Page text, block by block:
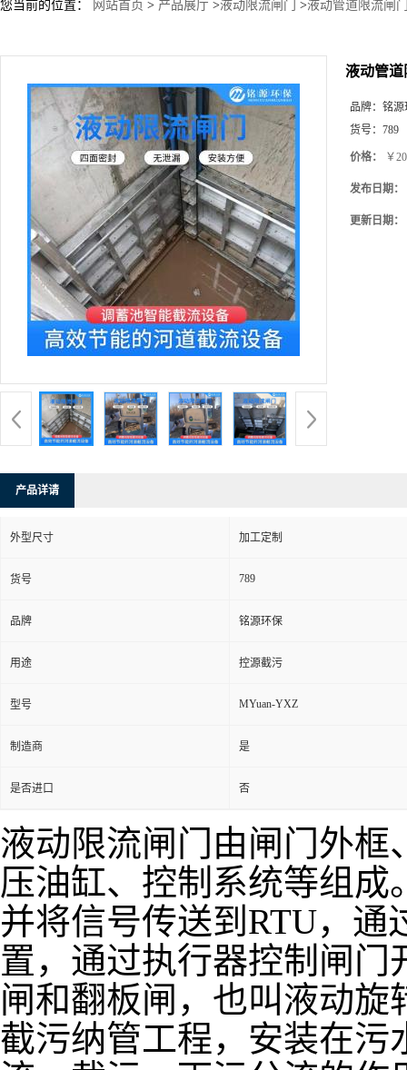
您当前的位置： 网站首页 > 产品展厅 >液动限流闸门 >液动管道限流闸
液动管道
品牌： 铭源
货号： 789
价格： ￥
发布日期：
更新日期：
产品详请
外型尺寸 加工定制
货号 789
品牌 铭源环保
用途 控源截污
型号 MYuan-YXZ
制造商 是
是否进口 否
液动限流闸门由闸门外
压油缸、控制系统等组
并将信号传送到RTU，
置，通过执行器控制闸
闸和翻板闸，也叫液动
截污纳管工程，安装在污